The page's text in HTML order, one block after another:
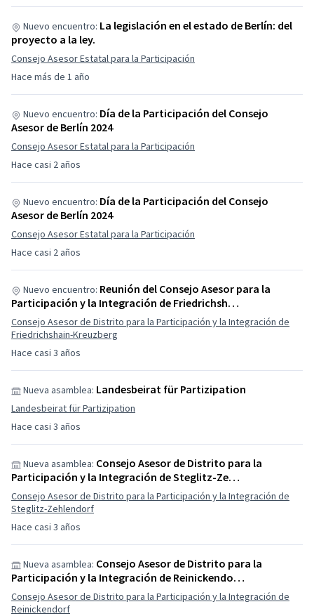
Hace más de 1 año
Nuevo encuentro: La legislación en el estado de Berlín: del
proyecto a la ley.
Consejo Asesor Estatal para la Participación
Hace casi 2 años
Nuevo encuentro: Día de la Participación del Consejo
Asesor de Berlín 2024
Consejo Asesor Estatal para la Participación
Hace casi 2 años
Nuevo encuentro: Día de la Participación del Consejo
Asesor de Berlín 2024
Consejo Asesor Estatal para la Participación
Hace casi 3 años
Nuevo encuentro: Reunión del Consejo Asesor para la
Participación y la Integración de Friedrichsh…
Consejo Asesor de Distrito para la Participación y la Integración de
Friedrichshain-Kreuzberg
Hace casi 3 años
Nueva asamblea: Landesbeirat für Partizipation
Landesbeirat für Partizipation
Hace casi 3 años
Nueva asamblea: Consejo Asesor de Distrito para la
Participación y la Integración de Steglitz-Ze…
Consejo Asesor de Distrito para la Participación y la Integración de
Steglitz-Zehlendorf
Nueva asamblea: Consejo Asesor de Distrito para la
Participación y la Integración de Reinickendo…
Consejo Asesor de Distrito para la Participación y la Integración de
Reinickendorf